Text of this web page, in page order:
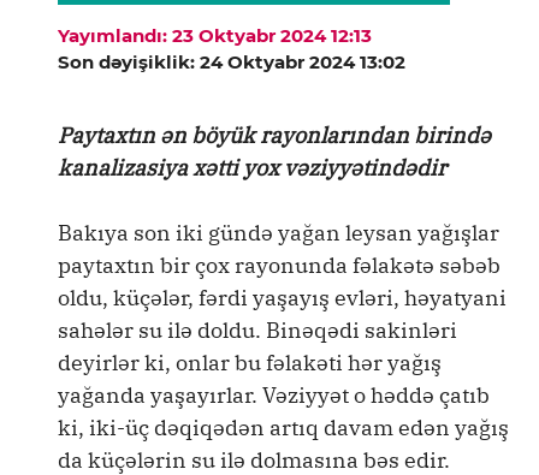
Yayımlandı: 23 Oktyabr 2024 12:13
Son dəyişiklik: 24 Oktyabr 2024 13:02
Paytaxtın ən böyük rayonlarından birində
kanalizasiya xətti yox vəziyyətindədir
Bakıya son iki gündə yağan leysan yağışlar
paytaxtın bir çox rayonunda fəlakətə səbəb
oldu, küçələr, fərdi yaşayış evləri, həyatyani
sahələr su ilə doldu. Binəqədi sakinləri
deyirlər ki, onlar bu fəlakəti hər yağış
yağanda yaşayırlar. Vəziyyət o həddə çatıb
ki, iki-üç dəqiqədən artıq davam edən yağış
da küçələrin su ilə dolmasına bəs edir.